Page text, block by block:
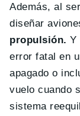
Además, al
diseñar
propulsión. Y
error fatal en
apagado o
vuelo cuando
sistema